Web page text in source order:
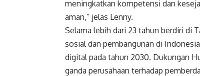
meningkatkan kompetensi dan
aman,” jelas Lenny.
Selama lebih dari 23 tahun berdiri di
sosial dan pembangunan di
digital pada tahun 2030. Dukungan
ganda perusahaan terhadap